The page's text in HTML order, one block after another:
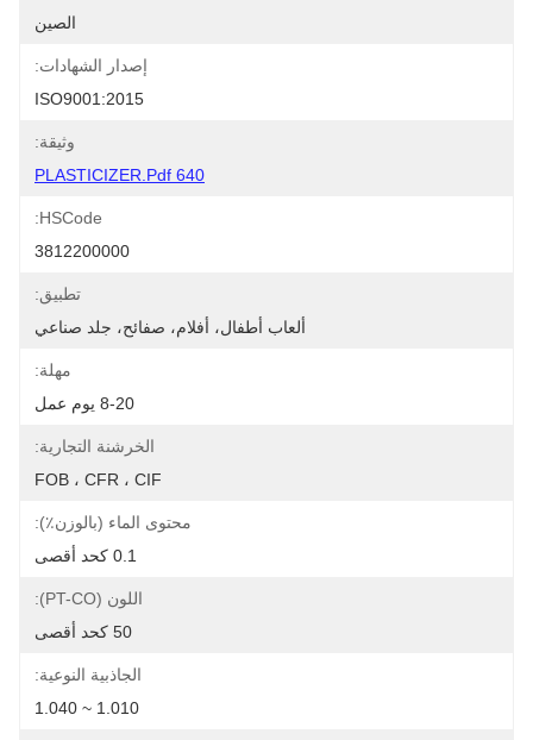
الصين
إصدار الشهادات:
ISO9001:2015
وثيقة:
640 PLASTICIZER.pdf
HSCode:
3812200000
تطبيق:
ألعاب أطفال، أفلام، صفائح، جلد صناعي
مهلة:
8-20 يوم عمل
الخرشنة التجارية:
FOB ، CFR ، CIF
محتوى الماء (بالوزن٪):
0.1 كحد أقصى
اللون (PT-CO):
50 كحد أقصى
الجاذبية النوعية:
1.010 ~ 1.040